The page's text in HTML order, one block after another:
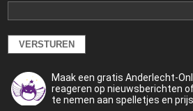
Maak een gratis Anderlecht-
reageren op nieuwsberichten
te nemen aan spelletjes en